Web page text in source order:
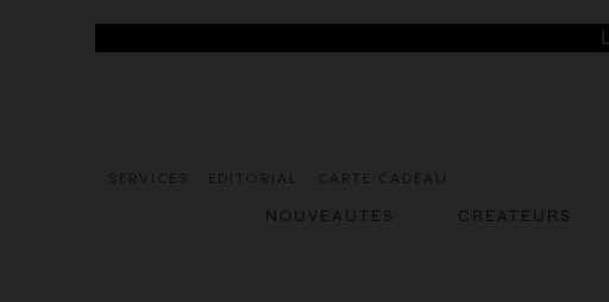
SERVICES EDITORIAL CARTE CADEAU
NOUVEAUTES CREATEURS